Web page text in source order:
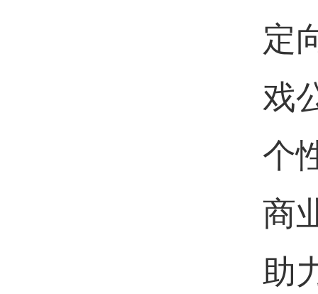
定
戏
个
商
助